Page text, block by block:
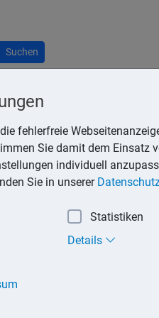
Suchen
können die
hat, kann die
Verwaltungsaktes
schon
unverzüglich
auszusprechen.
fehlerfreie
Sie damit dem Einsatz
individuell
Sie in unserer
Statistiken
Details